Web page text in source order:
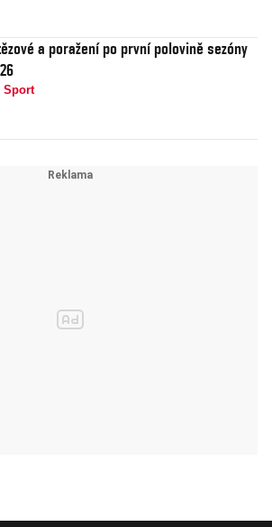
a poražení po první polovině sezóny
Sport